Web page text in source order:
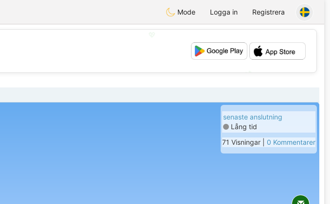
Mode Logga in Registrera
💕
senaste anslutning
Lång tid
71 Visningar | 0 Kommentarer